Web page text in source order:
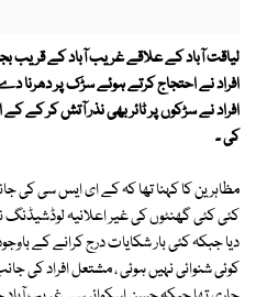
لیاقت آباد کے علاقے غریب آباد کے
افراد نے احتجاج کرتے ہوئے سڑک پر دھرنا
افراد نے سڑکوں پر ٹائر بھی نذر آتش کر
کی ۔
مظاہرین کا کہنا تھا کہ کے ای ایس سی کی
کئی کئی گھنٹوں کی غیر اعلانیہ لوڈشیڈنگ
دیا جبکہ کئی بار شکایات درج کرانے کے
کوئی شنوائی نہیں ہوئی ، مشتعل افراد